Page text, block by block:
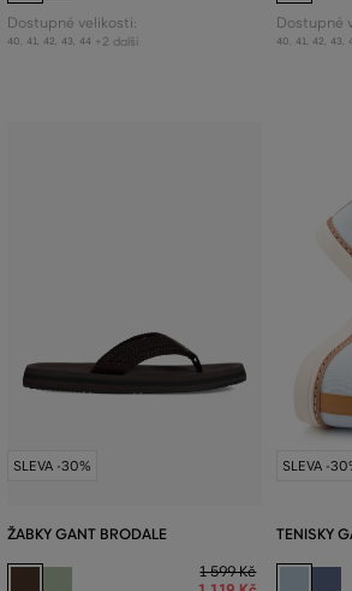
Dostupné velikosti:
40 41, 42 43 44 +2 další
Dostupné
40 41, 42 43
SLEVA -30%
ŽABKY GANT BRODALE
1 599 Kč
SLEVA -
TENISKY